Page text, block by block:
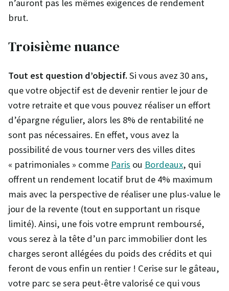
n’auront pas les mêmes exigences de rendement
brut.
Troisième nuance
Tout est question d’objectif.Si vous avez 30 ans,
que votre objectif est de devenir rentier le jour de
votre retraite et que vous pouvez réaliser un effort
d’épargne régulier, alors les 8% de rentabilité ne
sont pas nécessaires. En effet, vous avez la
possibilité de vous tourner vers des villes dites
« patrimoniales » comme Paris ou Bordeaux, qui
offrent un rendement locatif brut de 4% maximum
mais avec la perspective de réaliser une plus-value le
jour de la revente (tout en supportant un risque
limité). Ainsi, une fois votre emprunt remboursé,
vous serez à la tête d’un parc immobilier dont les
charges seront allégées du poids des crédits et qui
feront de vous enfin un rentier ! Cerise sur le gâteau,
votre parc se sera peut-être valorisé ce qui vous